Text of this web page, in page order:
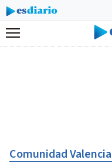
Menú
Comunidad